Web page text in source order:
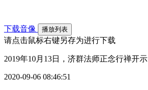
下载音像 播放列表
请点击鼠标右键另存为进行下载
2019年10月13日，济群法师正念行禅开示
2020-09-06 08:46:51